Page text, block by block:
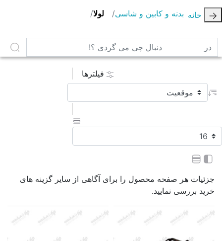
خانه بدنه و کابین و شاسی لولا
در دنبال چی می گردی ؟!
فیلترها
جزئیات هر صفحه محصول را برای آگاهی از سایر گزینه های
خرید بررسی نمایید.